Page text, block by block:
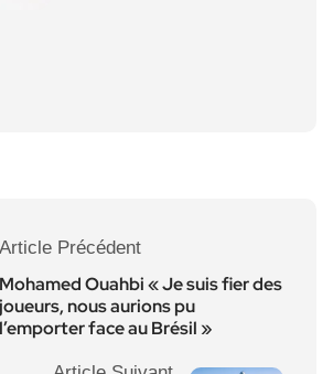
Article Précédent
Mohamed Ouahbi « Je suis fier des
joueurs, nous aurions pu
l’emporter face au Brésil »